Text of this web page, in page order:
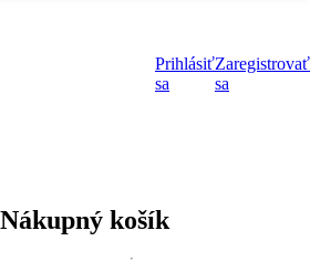
Prihlásiť
sa
Zaregistrovať
sa
Nákupný košík